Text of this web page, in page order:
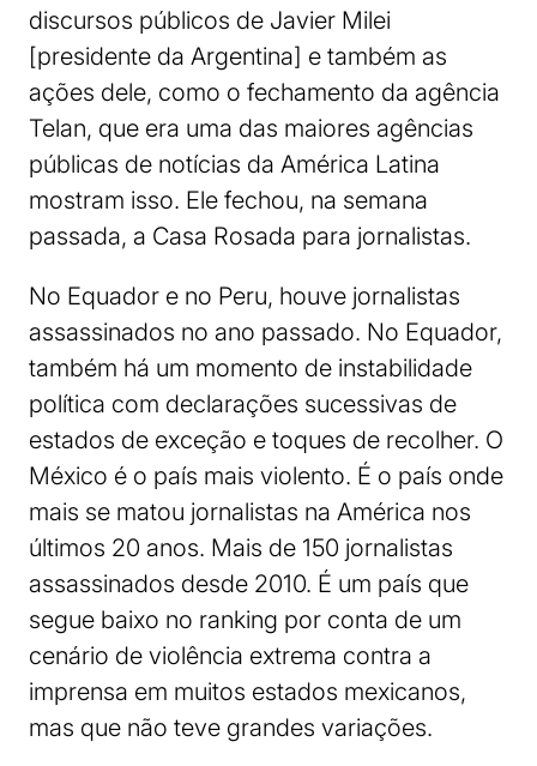
discursos públicos de Javier Milei
[presidente da Argentina] e também as
ações dele, como o fechamento da agência
Telan, que era uma das maiores agências
públicas de notícias da América Latina
mostram isso. Ele fechou, na semana
passada, a Casa Rosada para jornalistas.
No Equador e no Peru, houve jornalistas
assassinados no ano passado. No Equador,
também há um momento de instabilidade
política com declarações sucessivas de
estados de exceção e toques de recolher. O
México é o país mais violento. É o país onde
mais se matou jornalistas na América nos
últimos 20 anos. Mais de 150 jornalistas
assassinados desde 2010. É um país que
segue baixo no ranking por conta de um
cenário de violência extrema contra a
imprensa em muitos estados mexicanos,
mas que não teve grandes variações.